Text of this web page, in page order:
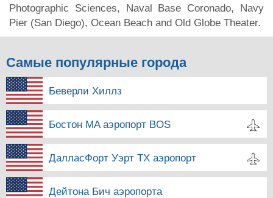
Photographic Sciences, Naval Base Coronado, Navy
Pier (San Diego), Ocean Beach and Old Globe Theater.
Самые популярные города
Беверли Хиллз
Бостон MA аэропорт BOS
ДалласФорт Уэрт TX аэропорт
Дейтона Бич аэропорта